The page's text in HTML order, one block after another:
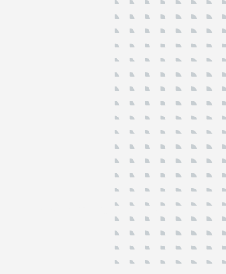
vertrouwde partner voor